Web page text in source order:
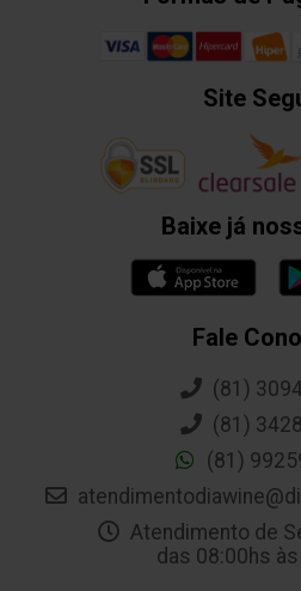
Site
Baixe já
Fale
(81)
(81)
(81)
Atendimento de
das 08:00hs